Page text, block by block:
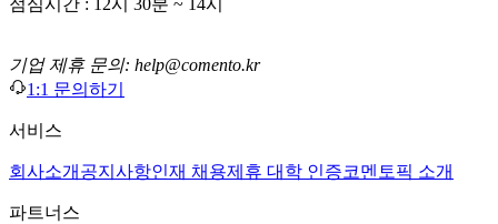
점심시간 : 12시 30분 ~ 14시
기업 제휴 문의: help@comento.kr
1:1 문의하기
서비스
회사소개 공지사항인재 채용제휴 대학 인증코멘토픽 소개
파트너스